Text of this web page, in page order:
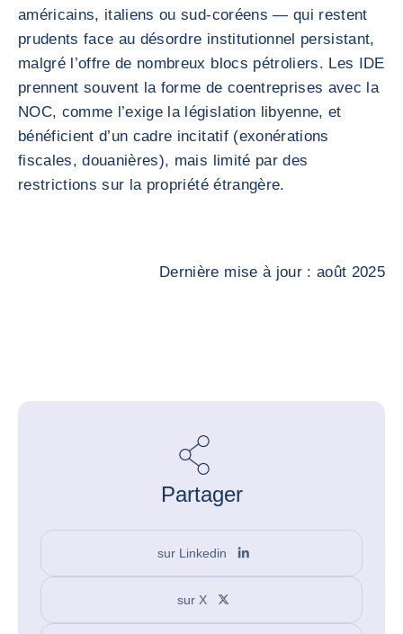
américains, italiens ou sud-coréens — qui restent
prudents face au désordre institutionnel persistant,
malgré l’offre de nombreux blocs pétroliers. Les IDE
prennent souvent la forme de coentreprises avec la
NOC, comme l’exige la législation libyenne, et
bénéficient d’un cadre incitatif (exonérations
fiscales, douanières), mais limité par des
restrictions sur la propriété étrangère.
Dernière mise à jour : août 2025
Partager
sur Linkedin
sur X